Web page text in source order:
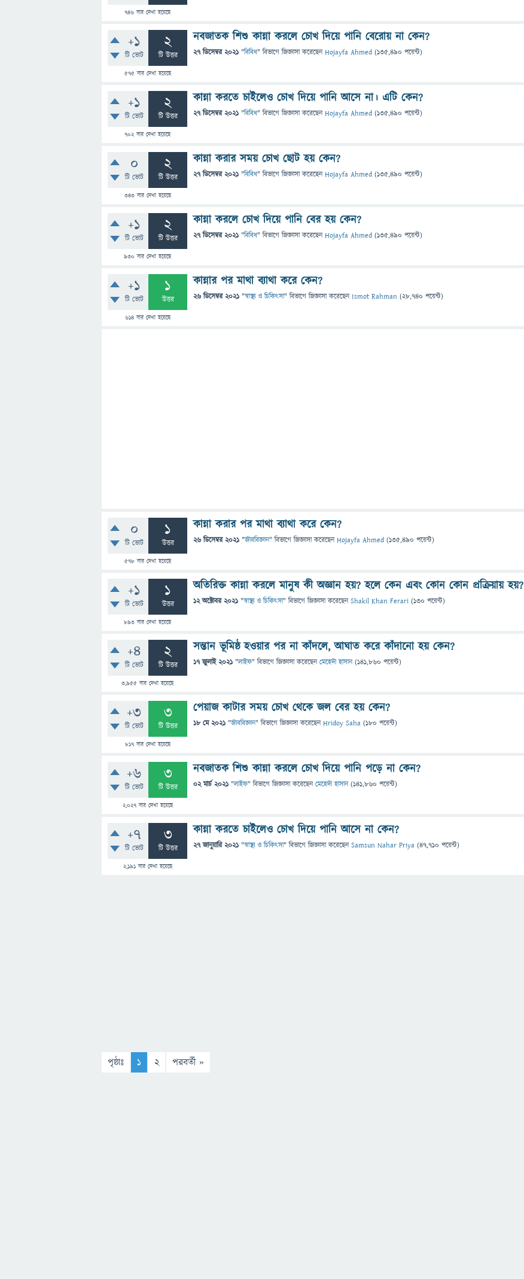
746 বার দেখা হয়েছে
+1
টি ভোট
2
টি উত্তর
575বার দেখা হয়েছে
নবজাতক শিশু কান্না করলে চোখ দিয়ে পানি বেরোয় না কেন?
27 ডিসেম্বর 2021 "বিবিধ" বিভাগে জিজ্ঞাসাকরেছেনHojayfa Ahmed (135,490 পয়েন্ট)
+1
টি ভোট
2
টি উত্তর
702বার দেখা হয়েছে
কান্না করতে চাইলেও চোখ দিয়ে পানি আসে না। এটি কেন?
27 ডিসেম্বর 2021 "বিবিধ" বিভাগে জিজ্ঞাসাকরেছেনHojayfa Ahmed (135,490 পয়েন্ট)
0
টি ভোট
2
টি উত্তর
343বার দেখা হয়েছে
কান্না করার সময় চোখ ছোট হয় কেন?
27 ডিসেম্বর 2021 "বিবিধ" বিভাগে জিজ্ঞাসাকরেছেনHojayfa Ahmed (135,490 পয়েন্ট)
+1
টি ভোট
2
টি উত্তর
930 বার দেখা হয়েছে
কান্না করলে চোখ দিয়ে পানি বের হয় কেন?
27 ডিসেম্বর 2021 "বিবিধ" বিভাগে জিজ্ঞাসাকরেছেনHojayfa Ahmed (135,490 পয়েন্ট)
+1
টি ভোট
1
উত্তর
614বার দেখা হয়েছে
কান্নার পর মাথা ব্যাথা করে কেন?
26 ডিসেম্বর 2021 "স্বাস্থ্য ও চিকিৎসা" বিভাগে জিজ্ঞাসাকরেছেনIsmot Rahman (28,740 পয়েন্ট)
0
টি ভোট
1
উত্তর
578বার দেখা হয়েছে
কান্না করার পর মাথা ব্যাথা করে কেন?
26 ডিসেম্বর 2021 "জীববিজ্ঞান" বিভাগে জিজ্ঞাসাকরেছেনHojayfa Ahmed (135,490 পয়েন্ট)
+1
টি ভোট
1
উত্তর
893 বার দেখা হয়েছে
অতিরিক্ত কান্না করলে মানুষ কী অজ্ঞান হয়? হলে কেন এবং কোন কোন প্রক্রিয়ায় হয়?
12 অক্টোবর 2021 "স্বাস্থ্য ও চিকিৎসা" বিভাগে জিজ্ঞাসাকরেছেনShakil Khan Ferari (130 পয়েন্ট)
+4
টি ভোট
2
টি উত্তর
3,955 বার দেখা হয়েছে
সন্তান ভূমিষ্ঠ হওয়ার পর না কাঁদলে, আঘাত করে কাঁদানো হয় কেন?
17 জুলাই 2021 "লাইফ" বিভাগে জিজ্ঞাসাকরেছেনমেহেদী হাসান (141,860 পয়েন্ট)
+3
টি ভোট
3
টি উত্তর
817বার দেখা হয়েছে
পেয়াজ কাটার সময় চোখ থেকে জল বের হয় কেন?
18 মে 2021 "জীববিজ্ঞান" বিভাগে জিজ্ঞাসাকরেছেনHridoy Saha (180 পয়েন্ট)
+6
টি ভোট
3
টি উত্তর
2,027বার দেখা হয়েছে
নবজাতক শিশু কান্না করলে চোখ দিয়ে পানি পড়ে না কেন?
02 মার্চ 2021 "লাইফ" বিভাগে জিজ্ঞাসাকরেছেনমেহেদী হাসান (141,860 পয়েন্ট)
+7
টি ভোট
3
টি উত্তর
2,191বার দেখা হয়েছে
কান্না করতে চাইলেও চোখ দিয়ে পানি আসে না কেন?
27 জানুয়ারি 2021 "স্বাস্থ্য ও চিকিৎসা" বিভাগে জিজ্ঞাসাকরেছেনSamsun Nahar Priya (47,710 পয়েন্ট)
পৃষ্ঠাঃ 1 2 পরবর্তী »